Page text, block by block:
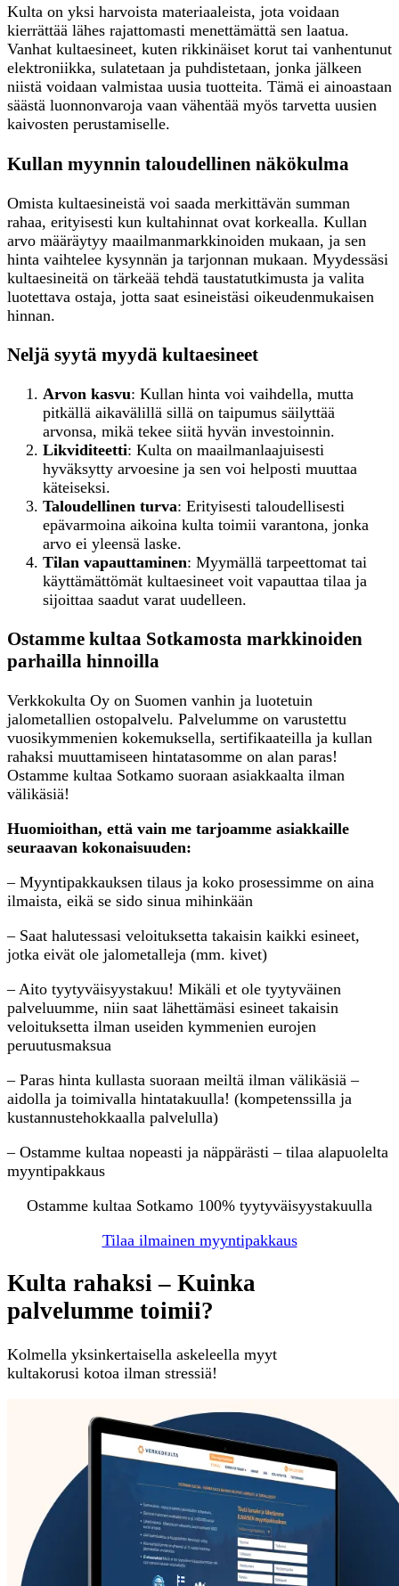
Kulta on yksi harvoista materiaaleista, jota voidaan
kierrättää lähes rajattomasti menettämättä sen laatua.
Vanhat kultaesineet, kuten rikkinäiset korut tai vanhentunut
elektroniikka, sulatetaan ja puhdistetaan, jonka jälkeen
niistä voidaan valmistaa uusia tuotteita. Tämä ei ainoastaan
säästä luonnonvaroja vaan vähentää myös tarvetta uusien
kaivosten perustamiselle.
Kullan myynnin taloudellinen näkökulma
Omista kultaesineistä voi saada merkittävän summan
rahaa, erityisesti kun kultahinnat ovat korkealla. Kullan
arvo määräytyy maailmanmarkkinoiden mukaan, ja sen
hinta vaihtelee kysynnän ja tarjonnan mukaan. Myydessäsi
kultaesineitä on tärkeää tehdä taustatutkimusta ja valita
luotettava ostaja, jotta saat esineistäsi oikeudenmukaisen
hinnan.
Neljä syytä myydä kultaesineet
Arvon kasvu: Kullan hinta voi vaihdella, mutta
pitkällä aikavälillä sillä on taipumus säilyttää
arvonsa, mikä tekee siitä hyvän investoinnin.
Likviditeetti: Kulta on maailmanlaajuisesti
hyväksytty arvoesine ja sen voi helposti muuttaa
käteiseksi.
Taloudellinen turva: Erityisesti taloudellisesti
epävarmoina aikoina kulta toimii varantona, jonka
arvo ei yleensä laske.
Tilan vapauttaminen: Myymällä tarpeettomat tai
käyttämättömät kultaesineet voit vapauttaa tilaa ja
sijoittaa saadut varat uudelleen.
Ostamme kultaa Sotkamosta markkinoiden
parhailla hinnoilla
Verkkokulta Oy on Suomen vanhin ja luotetuin
jalometallien ostopalvelu. Palvelumme on varustettu
vuosikymmenien kokemuksella, sertifikaateilla ja kullan
rahaksi muuttamiseen hintatasomme on alan paras!
Ostamme kultaa Sotkamo suoraan asiakkaalta ilman
välikäsiä!
Huomioithan, että vain me tarjoamme asiakkaille
seuraavan kokonaisuuden:
– Myyntipakkauksen tilaus ja koko prosessimme on aina
ilmaista, eikä se sido sinua mihinkään
– Saat halutessasi veloituksetta takaisin kaikki esineet,
jotka eivät ole jalometalleja (mm. kivet)
– Aito tyytyväisyystakuu! Mikäli et ole tyytyväinen
palveluumme, niin saat lähettämäsi esineet takaisin
veloituksetta ilman useiden kymmenien eurojen
peruutusmaksua
– Paras hinta kullasta suoraan meiltä ilman välikäsiä –
aidolla ja toimivalla hintatakuulla! (kompetenssilla ja
kustannustehokkaalla palvelulla)
– Ostamme kultaa nopeasti ja näppärästi – tilaa alapuolelta
myyntipakkaus
Ostamme kultaa Sotkamo 100% tyytyväisyystakuulla
Tilaa ilmainen myyntipakkaus
Kulta rahaksi – Kuinka
palvelumme toimii?
Kolmella yksinkertaisella askeleella myyt
kultakorusi kotoa ilman stressiä!